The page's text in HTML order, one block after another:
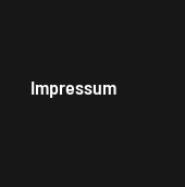
Impressum